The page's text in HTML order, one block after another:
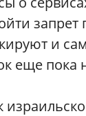
запрет
и
еще пока